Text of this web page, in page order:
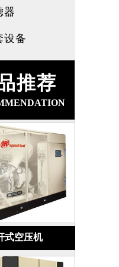
器
设备
推荐
式空压机